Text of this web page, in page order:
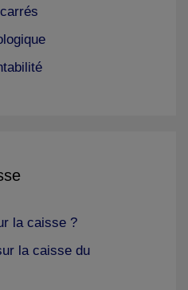
la caisse ?
la caisse du